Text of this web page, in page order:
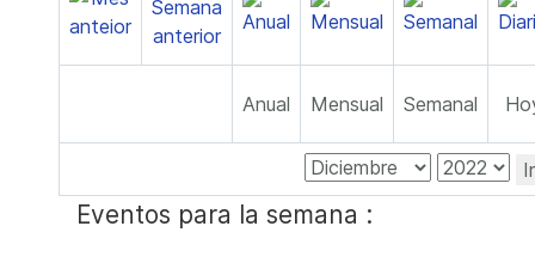
Anual Mensual Semanal
Eventos para la semana :